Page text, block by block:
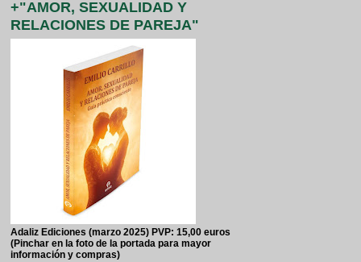
+"AMOR, SEXUALIDAD Y
RELACIONES DE PAREJA"
Adaliz Ediciones (marzo 2025) PVP: 15,00 euros
(Pinchar en la foto de la portada para mayor
información y compras)